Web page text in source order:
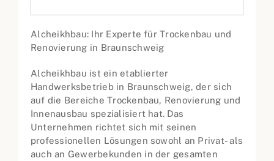
Alcheikhbau: Ihr Experte für Trockenbau und
Renovierung in Braunschweig
Alcheikhbau ist ein etablierter
Handwerksbetrieb in Braunschweig, der sich
auf die Bereiche Trockenbau, Renovierung und
Innenausbau spezialisiert hat. Das
Unternehmen richtet sich mit seinen
professionellen Lösungen sowohl an Privat- als
auch an Gewerbekunden in der gesamten